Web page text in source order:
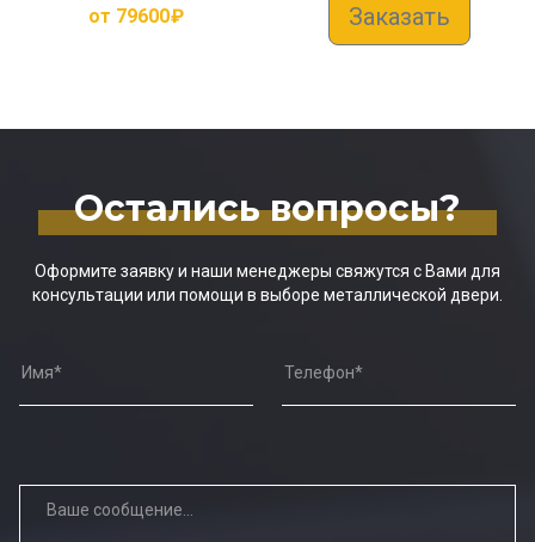
от 79600₽ Заказать
Остались вопросы?
Оформите заявку и наши менеджеры свяжутся с Вами для
консультации или помощи в выборе металлической двери.